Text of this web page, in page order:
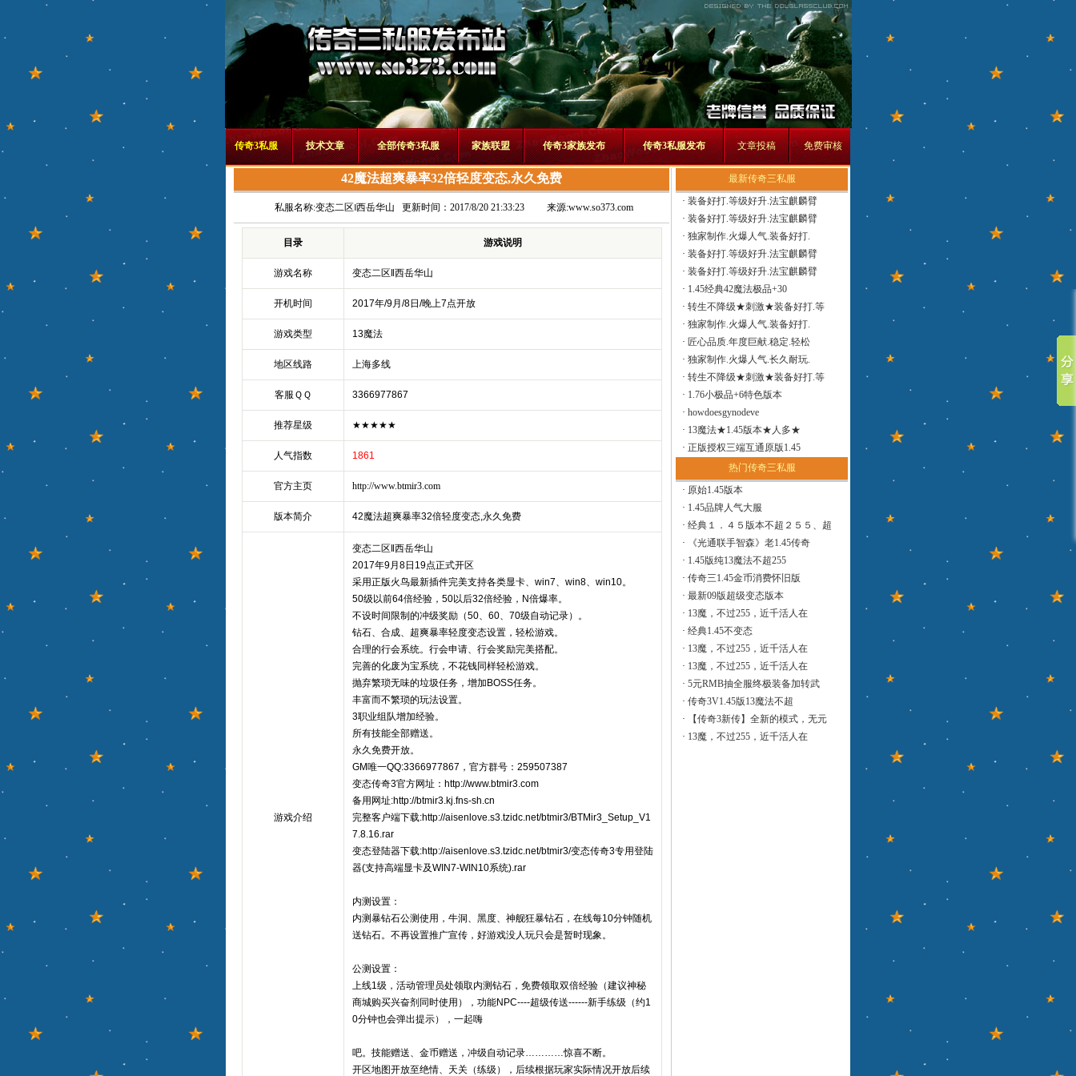
传奇3私服 技术文章 全部传奇3私服 家族联盟 传奇3家族发布 传奇3私服发布 文章投稿 免费审核
42魔法超爽暴率32倍轻度变态,永久免费
私服名称:变态二区‖西岳华山 更新时间：2017/8/20 21:33:23 来源:www.so373.com
目录 游戏说明
游戏名称 变态二区‖西岳华山
开机时间 2017年/9月/8日/晚上7点开放
游戏类型 13魔法
地区线路 上海多线
客服ＱＱ 3366977867
推荐星级 ★★★★★
人气指数 1861
官方主页 http://www.btmir3.com
版本简介 42魔法超爽暴率32倍轻度变态,永久免费
游戏介绍
变态二区‖西岳华山
2017年9月8日19点正式开区
采用正版火鸟最新插件完美支持各类显卡、win7、win8、win10。
50级以前64倍经验，50以后32倍经验，N倍爆率。
不设时间限制的冲级奖励（50、60、70级自动记录）。
钻石、合成、超爽暴率轻度变态设置，轻松游戏。
合理的行会系统。行会申请、行会奖励完美搭配。
完善的化废为宝系统，不花钱同样轻松游戏。
抛弃繁琐无味的垃圾任务，增加BOSS任务。
丰富而不繁琐的玩法设置。
3职业组队增加经验。
所有技能全部赠送。
永久免费开放。
GM唯一QQ:3366977867，官方群号：259507387
变态传奇3官方网址：http://www.btmir3.com
备用网址:http://btmir3.kj.fns-sh.cn
完整客户端下载:http://aisenlove.s3.tzidc.net/btmir3/BTMir3_Setup_V1
7.8.16.rar
变态登陆器下载:http://aisenlove.s3.tzidc.net/btmir3/变态传奇3专用登陆
器(支持高端显卡及WIN7-WIN10系统).rar
内测设置：
内测暴钻石公测使用，牛洞、黑度、神舰狂暴钻石，在线每10分钟随机
送钻石。不再设置推广宣传，好游戏没人玩只会是暂时现象。
公测设置：
上线1级，活动管理员处领取内测钻石，免费领取双倍经验（建议神秘
商城购买兴奋剂同时使用），功能NPC----超级传送------新手练级（约1
0分钟也会弹出提示），一起嗨
吧。技能赠送、金币赠送，冲级自动记录…………惊喜不断。
开区地图开放至绝情、天关（练级），后续根据玩家实际情况开放后续
最新传奇三私服
· 装备好打.等级好升.法宝麒麟臂
· 装备好打.等级好升.法宝麒麟臂
· 独家制作.火爆人气.装备好打.
· 装备好打.等级好升.法宝麒麟臂
· 装备好打.等级好升.法宝麒麟臂
· 1.45经典42魔法极品+30
· 转生不降级★刺激★装备好打.等
· 独家制作.火爆人气.装备好打.
· 匠心品质.年度巨献.稳定.轻松
· 独家制作.火爆人气.长久耐玩.
· 转生不降级★刺激★装备好打.等
· 1.76小极品+6特色版本
· howdoesgynodeve
· 13魔法★1.45版本★人多★
· 正版授权三端互通原版1.45
热门传奇三私服
· 原始1.45版本
· 1.45品牌人气大服
· 经典１．４５版本不超２５５、超
·
《光通联手智森》老1.45传奇
· 1.45版纯13魔法不超255
· 传奇三1.45金币消费怀旧版
· 最新09版超级变态版本
· 13魔，不过255，近千活人在
· 经典1.45不变态
· 13魔，不过255，近千活人在
· 13魔，不过255，近千活人在
· 5元RMB抽全服终极装备加转武
· 传奇3V1.45版13魔法不超
·
【传奇3新传】全新的模式，无元
· 13魔，不过255，近千活人在